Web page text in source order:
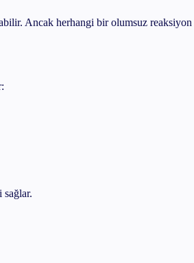
Ancak herhangi bir olumsuz reaksiyon
sağlar.